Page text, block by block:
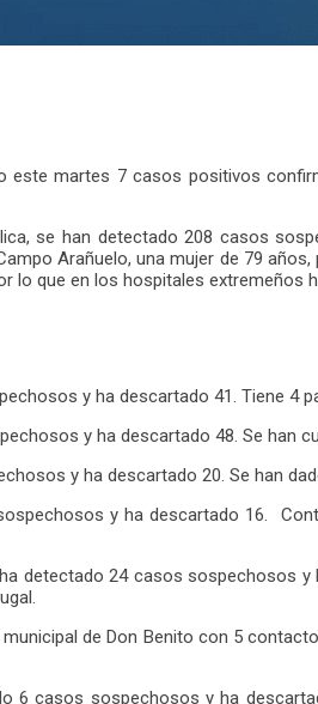
este martes 7 casos positivos
se han detectado 208 casos
Arañuelo, una mujer de 79
lo que en los hospitales extremeños
y ha descartado 41. Tiene 4
y ha descartado 48. Se han
y ha descartado 20. Se han
y ha descartado 16.
ha detectado 24 casos
de Don Benito con 5
6 casos sospechosos y ha